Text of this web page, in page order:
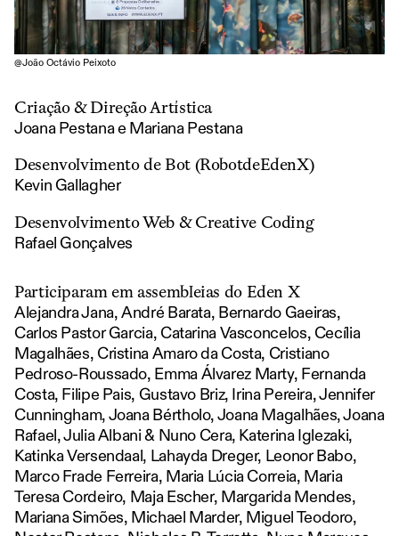
@João Octávio Peixoto
Criação & Direção Artística
Joana Pestana e Mariana Pestana
Desenvolvimento de Bot (RobotdeEdenX)
Kevin Gallagher
Desenvolvimento Web & Creative Coding
Rafael Gonçalves
Participaram em assembleias do Eden X
Alejandra Jana, André Barata, Bernardo Gaeiras,
Carlos Pastor Garcia, Catarina Vasconcelos, Cecília
Magalhães, Cristina Amaro da Costa, Cristiano
Pedroso-Roussado, Emma Álvarez Marty, Fernanda
Costa, Filipe Pais, Gustavo Briz, Irina Pereira, Jennifer
Cunningham, Joana Bértholo, Joana Magalhães, Joana
Rafael, Julia Albani & Nuno Cera, Katerina Iglezaki,
Katinka Versendaal, Lahayda Dreger, Leonor Babo,
Marco Frade Ferreira, Maria Lúcia Correia, Maria
Teresa Cordeiro, Maja Escher, Margarida Mendes,
Mariana Simões, Michael Marder, Miguel Teodoro,